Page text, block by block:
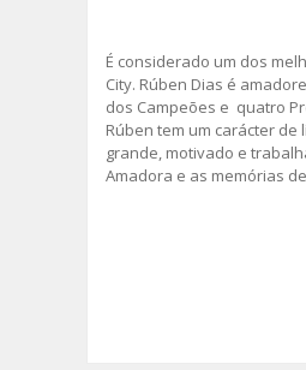
É considerado um dos
City. Rúben Dias é
dos Campeões e quatro
Rúben tem um carácter
grande, motivado e
Amadora e as memórias
A rubrica "Discurso